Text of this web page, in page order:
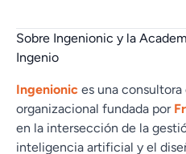
Sobre Ingenionic y la
Ingenio
Ingenionic es una
organizacional fundada por
en la intersección de la
inteligencia artificial y el